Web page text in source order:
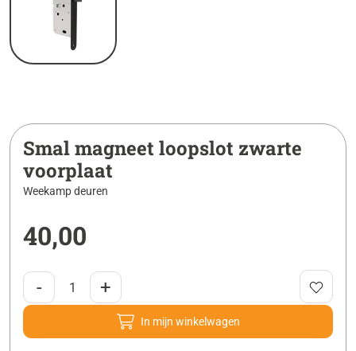
Smal magneet loopslot zwarte
voorplaat
Weekamp deuren
40,00
- +
In mijn winkelwagen